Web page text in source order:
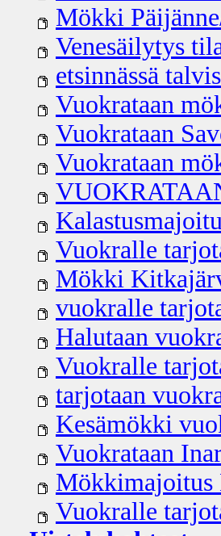
Mökki
Venesäilytys
etsinnässä
Vuokrataan
Vuokrataan
Vuokrataan
Vuokralle
Mökki
vuokralle
Halutaan
Vuokralle
tarjotaan
Kesämökki
Vuokrataan
Mökkimajoitus
Vuokralle